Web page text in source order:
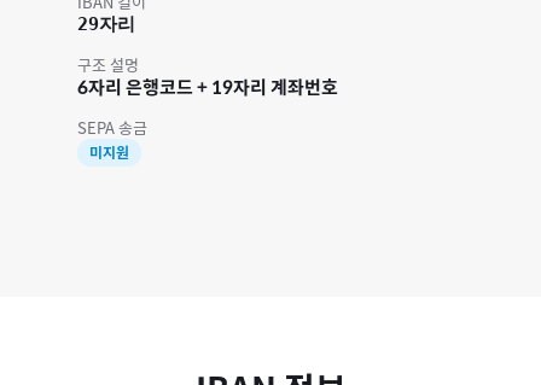
29자리
구조 설명
6자리 은행코드 + 19자리 계좌번호
SEPA 송금
미지원